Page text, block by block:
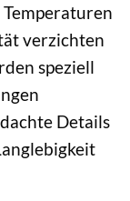
verzichten
speziell
Details